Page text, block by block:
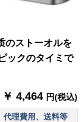
のストーオルを
ックのタイミで
￥ 4,464 円(税込)
代理費用、送料等